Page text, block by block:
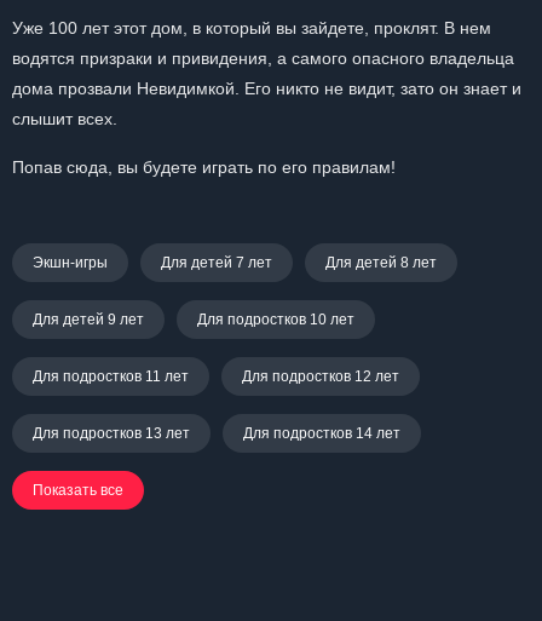
Уже 100 лет этот дом, в который вы зайдете, проклят. В нем
водятся призраки и привидения, а самого опасного владельца
дома прозвали Невидимкой. Его никто не видит, зато он знает и
слышит всех.
Попав сюда, вы будете играть по его правилам!
Экшн-игры Для детей 7 лет Для детей 8 лет
Для детей 9 лет Для подростков 10 лет
Для подростков 11 лет Для подростков 12 лет
Для подростков 13 лет Для подростков 14 лет
Показать все